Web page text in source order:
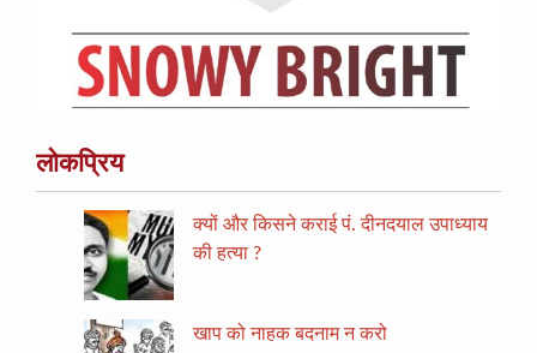
लोकप्रिय
क्यों और किसने कराई पं. दीनदयाल उपाध्याय
की हत्या ?
खाप को नाहक बदनाम न करो